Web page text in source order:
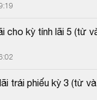
cho kỳ tính lãi 5 (từ
trái phiếu kỳ 3 (từ